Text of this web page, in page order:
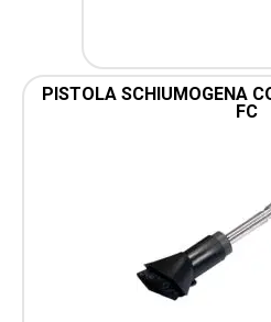
PISTOLA SCHIUMOGENA
FC